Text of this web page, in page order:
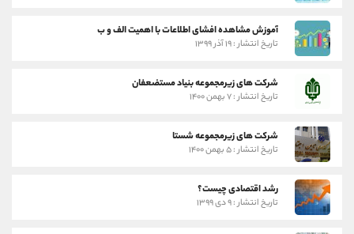
آموزش مشاهده افشای اطلاعات با اهمیت الف و ب
تاریخ انتشار : ۱۹ آذر ۱۳۹۹
شرکت های زیرمجموعه بنیاد مستضعفان
تاریخ انتشار : ۷ بهمن ۱۴۰۰
شرکت های زیرمجموعه شستا
تاریخ انتشار : ۵ بهمن ۱۴۰۰
رشد اقتصادی چیست؟
تاریخ انتشار : ۹ دی ۱۳۹۹